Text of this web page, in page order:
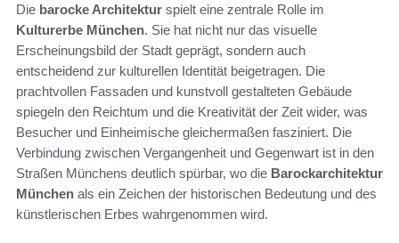
Die barocke Architektur spielt eine zentrale Rolle im
Kulturerbe München. Sie hat nicht nur das visuelle
Erscheinungsbild der Stadt geprägt, sondern auch
entscheidend zur kulturellen Identität beigetragen. Die
prachtvollen Fassaden und kunstvoll gestalteten Gebäude
spiegeln den Reichtum und die Kreativität der Zeit wider, was
Besucher und Einheimische gleichermaßen fasziniert. Die
Verbindung zwischen Vergangenheit und Gegenwart ist in den
Straßen Münchens deutlich spürbar, wo die Barockarchitektur
München als ein Zeichen der historischen Bedeutung und des
künstlerischen Erbes wahrgenommen wird.